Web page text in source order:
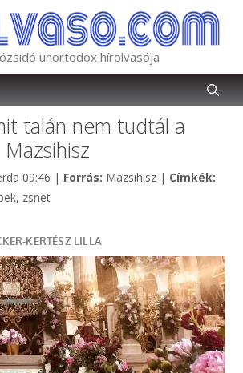
unortodox hírolvasója
talán nem tudtál a
09:46 | Forrás: Kategória
Mazsihisz | Címkék:
, zsnet